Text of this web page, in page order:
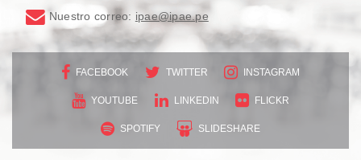
Nuestro correo: ipae@ipae.pe
FACEBOOK TWITTER INSTAGRAM
YOUTUBE LINKEDIN FLICKR
SPOTIFY SLIDESHARE